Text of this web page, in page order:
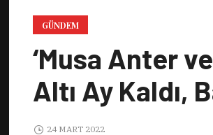
GÜNDEM
‘Musa Anter
Altı Ay Kaldı,
24 MART 2022